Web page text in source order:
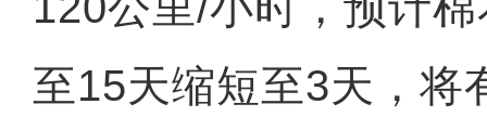
至15天缩短至3天，将